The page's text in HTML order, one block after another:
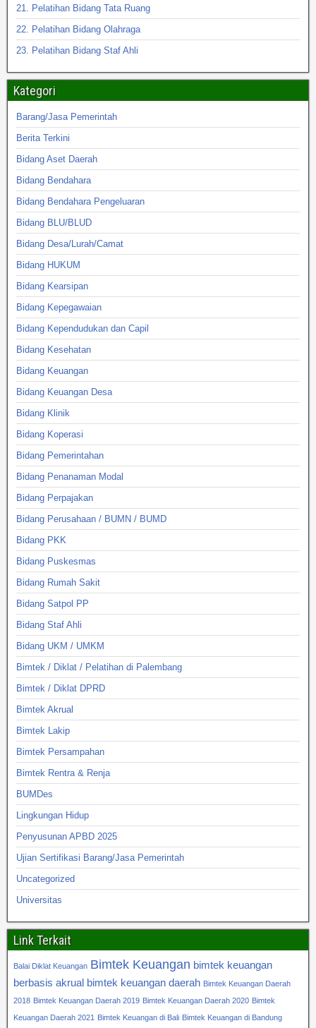
21. Pelatihan Bidang Tata Ruang
22. Pelatihan Bidang Olahraga
23. Pelatihan Bidang Staf Ahli
Kategori
Barang/Jasa Pemerintah
Berita Terkini
Bidang Aset Daerah
Bidang Bendahara
Bidang Bendahara Pengeluaran
Bidang BLU/BLUD
Bidang Desa/Lurah/Camat
Bidang HUKUM
Bidang Kearsipan
Bidang Kepegawaian
Bidang Kependudukan dan Capil
Bidang Kesehatan
Bidang Keuangan
Bidang Keuangan Desa
Bidang Klinik
Bidang Koperasi
Bidang Pemerintahan
Bidang Penanaman Modal
Bidang Perpajakan
Bidang Perusahaan / BUMN / BUMD
Bidang PKK
Bidang Puskesmas
Bidang Rumah Sakit
Bidang Satpol PP
Bidang Staf Ahli
Bidang UKM / UMKM
Bimtek / Diklat / Pelatihan di Palembang
Bimtek / Diklat DPRD
Bimtek Akrual
Bimtek Lakip
Bimtek Persampahan
Bimtek Rentra & Renja
BUMDes
Lingkungan Hidup
Penyusunan APBD 2025
Ujian Sertifikasi Barang/Jasa Pemerintah
Uncategorized
Universitas
Link Terkait
Balai Diklat Keuangan Bimtek Keuangan bimtek keuangan
berbasis akrual bimtek keuangan daerah Bimtek Keuangan Daerah
2018 Bimtek Keuangan Daerah 2019 Bimtek Keuangan Daerah 2020 Bimtek
Keuangan Daerah 2021 Bimtek Keuangan di Bali Bimtek Keuangan di Bandung